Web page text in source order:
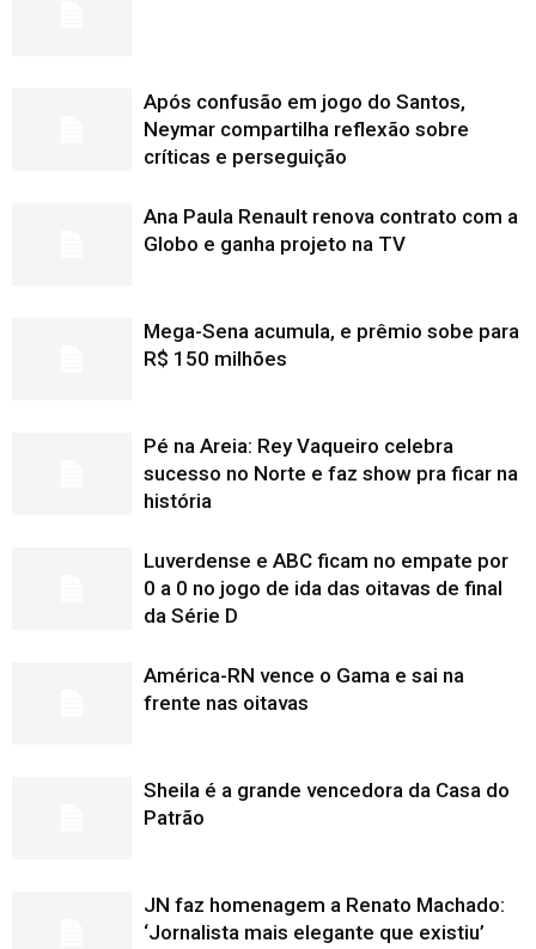
Após confusão em jogo do Santos,
Neymar compartilha reflexão sobre
críticas e perseguição
Ana Paula Renault renova contrato com a
Globo e ganha projeto na TV
Mega-Sena acumula, e prêmio sobe para
R$ 150 milhões
Pé na Areia: Rey Vaqueiro celebra
sucesso no Norte e faz show pra ficar na
história
Luverdense e ABC ficam no empate por
0 a 0 no jogo de ida das oitavas de final
da Série D
América-RN vence o Gama e sai na
frente nas oitavas
Sheila é a grande vencedora da Casa do
Patrão
JN faz homenagem a Renato Machado:
‘Jornalista mais elegante que existiu’